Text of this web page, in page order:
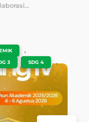
,
3 SDG 4 ,